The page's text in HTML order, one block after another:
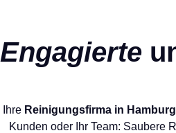
Engagierte
Ihre Reinigungsfirma in Hamburg
Kunden oder Ihr Team: Saubere